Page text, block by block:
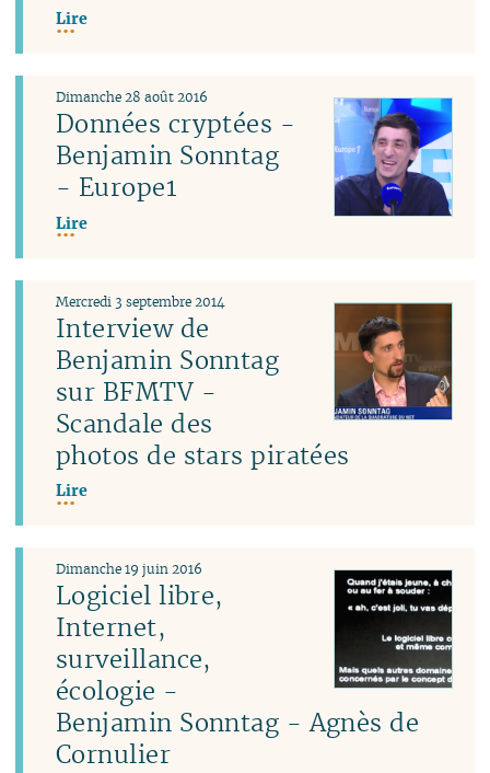
Lire
Données cryptées -
Benjamin Sonntag
- Europe1
Dimanche 28 août 2016
Lire
Interview de
Benjamin Sonntag
sur BFMTV -
Scandale des
photos de stars piratées
Mercredi 3 septembre 2014
Lire
Logiciel libre,
Internet,
surveillance,
écologie -
Benjamin Sonntag - Agnès de
Cornulier
Dimanche 19 juin 2016